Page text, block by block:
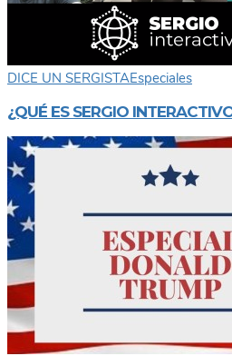
DICE UN SERGISTAEspeciales
¿QUÉ ES SERGIO